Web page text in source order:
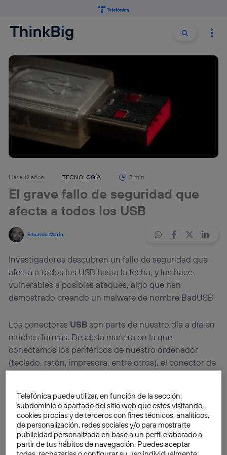
Buscar
Hace 12 años TECNOLOGÍA 3 min
El grave fallo de seguridad que
afecta a todos los USB
Eduardo Marín
Investigadores descubren un fallo de seguridad que
afecta a todos los USB hasta la fecha, y los hace
vulnerables a posibles ataques, algo que han
demostrado creando un malware de nombre BadUSB.
Los conectores USBson parte de nuestro día a día en
muchas formas. Desde la manera en la que
conectamos los periféricos de nuestro ordenador
(teclado, ratón, impresora, entre otros), el conector de
como lápices USB o simplemente como«Pendrives
Por ello, es bastante alarmante el hecho de que dos
investigadores hayan descubierto un gravefallo de
seguridadque afecta a todos los USB, desde el de un
Telefónica puede utilizar, en función de la sección,
subdominio o apartado del sitio web que estés visitando,
cookies propias y de terceros con fines técnicos, analíticos,
de personalización, redes sociales y/o para mostrarte
publicidad personalizada en base a un perfil elaborado a
partir de tus hábitos de navegación. Puedes aceptar